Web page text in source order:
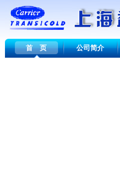
首 页 公司简介